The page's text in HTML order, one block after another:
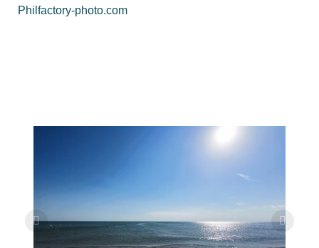
Philfactory-photo.com